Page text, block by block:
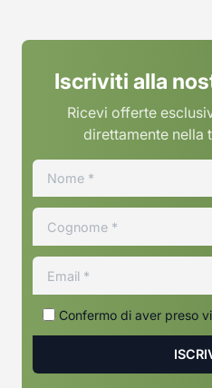
Iscriviti alla
Ricevi offerte
direttamente nella
Confermo di aver preso